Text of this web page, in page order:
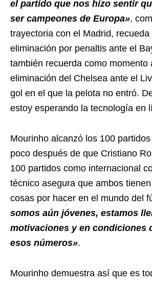
el partido que nos hizo sentir
ser campeones de Europa»,
trayectoria con el Madrid,
eliminación por penaltis ante el
también recuerda como momento
eliminación del Chelsea ante el
gol en el que la pelota no entró.
estoy esperando la tecnología en
Mourinho alcanzó los 100
poco después de que Cristiano
100 partidos como internacional
técnico asegura que ambos
cosas por hacer en el mundo del
somos aún jóvenes, estamos
motivaciones y en condiciones
esos números».
Mourinho demuestra así que es